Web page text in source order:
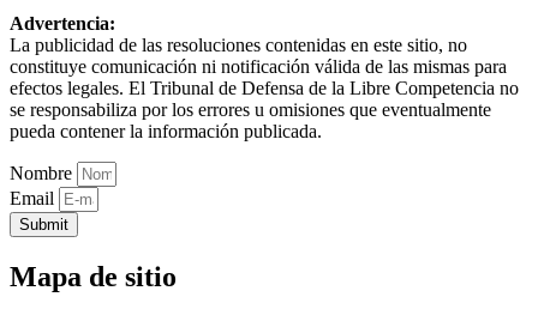
Advertencia:
La publicidad de las resoluciones contenidas en este sitio, no
constituye comunicación ni notificación válida de las mismas para
efectos legales. El Tribunal de Defensa de la Libre Competencia no
se responsabiliza por los errores u omisiones que eventualmente
pueda contener la información publicada.
Nombre
Email
Submit
Mapa de sitio